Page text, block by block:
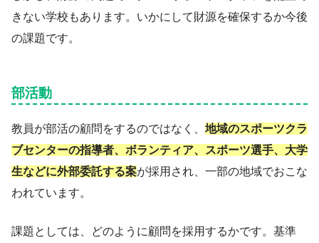
きない学校もあります。いかにして財源を確保するか今後
の課題です。
部活動
教員が部活の顧問をするのではなく、 地域のスポーツクラ
ブセンターの指導者、ボランティア、スポーツ選手、大学
生などに外部委託する案が採用され、一部の地域でおこな
われています。
課題としては、どのように顧問を採用するかです。基準